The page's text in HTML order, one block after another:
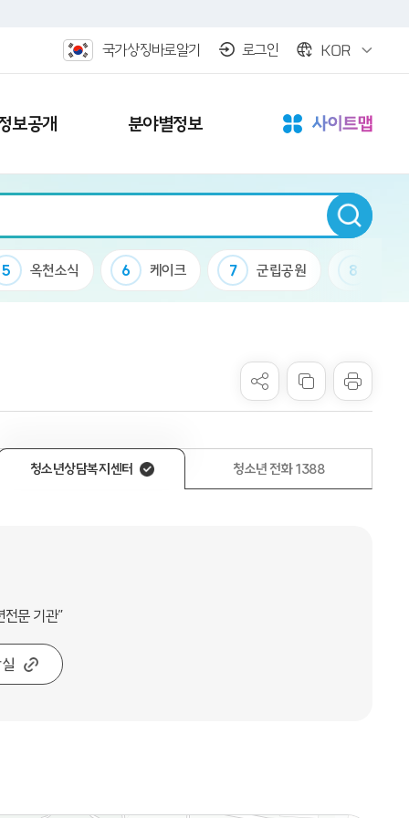
국가상징바로알기 로그인 KOR
보공개 분야별정보
5 옥천소식 6 케이크 7 군립공원 8
청소년상담복지센터 청소년 전화 1388
문 기관”